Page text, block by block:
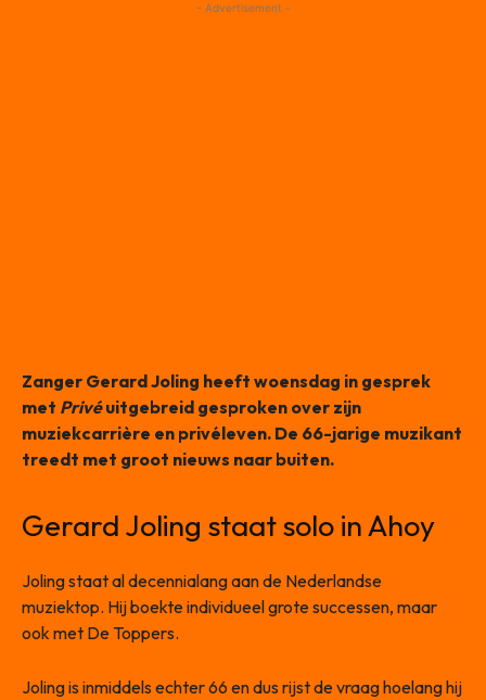
- Advertisement -
Zanger Gerard Joling heeft woensdag in gesprek
met Privéuitgebreid gesproken over zijn
muziekcarrière en privéleven. De 66-jarige muzikant
treedt met groot nieuws naar buiten.
Gerard Joling staat solo in Ahoy
Joling staat al decennialang aan de Nederlandse
muziektop. Hij boekte individueel grote successen, maar
ook met De Toppers.
Joling is inmiddels echter 66 en dus rijst de vraag hoelang hij